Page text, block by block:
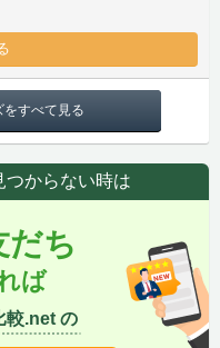
すべて見る
つからない時は
ち
ば
較.net の